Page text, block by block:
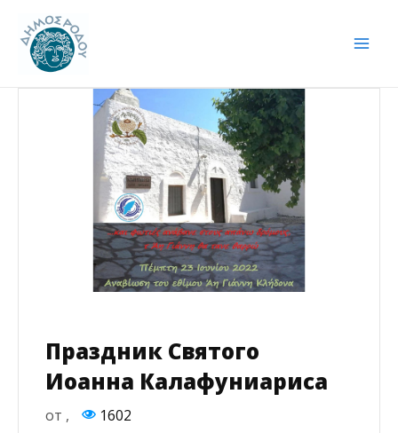
содержимому
Праздник Святого
Иоанна Калафуниариса
от ,
1602
по
записям